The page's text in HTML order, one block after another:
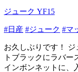
ジューク YF15
#日産 #ジューク #マ
お久しぶりです！
トブラックにラバ
インボンネットに、